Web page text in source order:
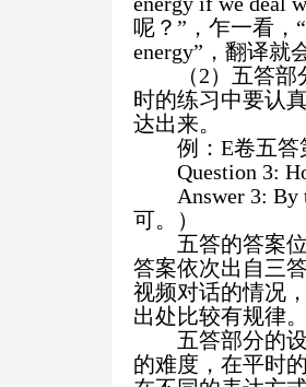
呢？”，乍一看，
energy”，翻译就
（2）五答
时的练习中要认
达出来。
例： E卷五答
Question 3:
Answer 3: By
可。）
五答的答案
答案依次出自三
视频对话的情况，
出处比较有规律。
五答部分的
的难度，在平时